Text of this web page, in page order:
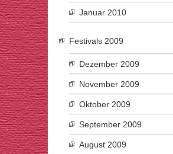
Januar 2010
Festivals 2009
Dezember 2009
November 2009
Oktober 2009
September 2009
August 2009